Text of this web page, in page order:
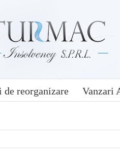
de reorganizare Vanzari